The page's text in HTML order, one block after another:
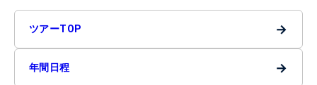
ツアーTOP →
年間日程 →